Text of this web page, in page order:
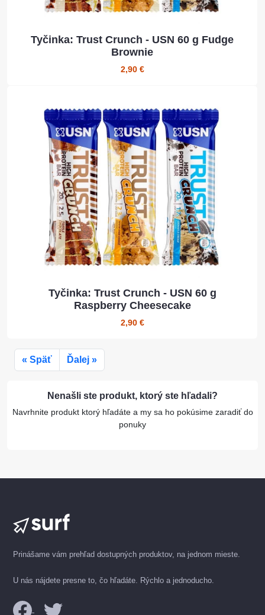
Tyčinka: Trust Crunch - USN 60 g Fudge
Brownie
2,90 €
Tyčinka: Trust Crunch - USN 60 g
Raspberry Cheesecake
2,90 €
« Späť Ďalej »
Nenašli ste produkt, ktorý ste hľadali?
Navrhnite produkt ktorý hľadáte a my sa ho pokúsime zaradiť do
ponuky
Prinášame vám prehľad dostupných produktov, na jednom mieste.
U nás nájdete presne to, čo hľadáte. Rýchlo a jednoducho.